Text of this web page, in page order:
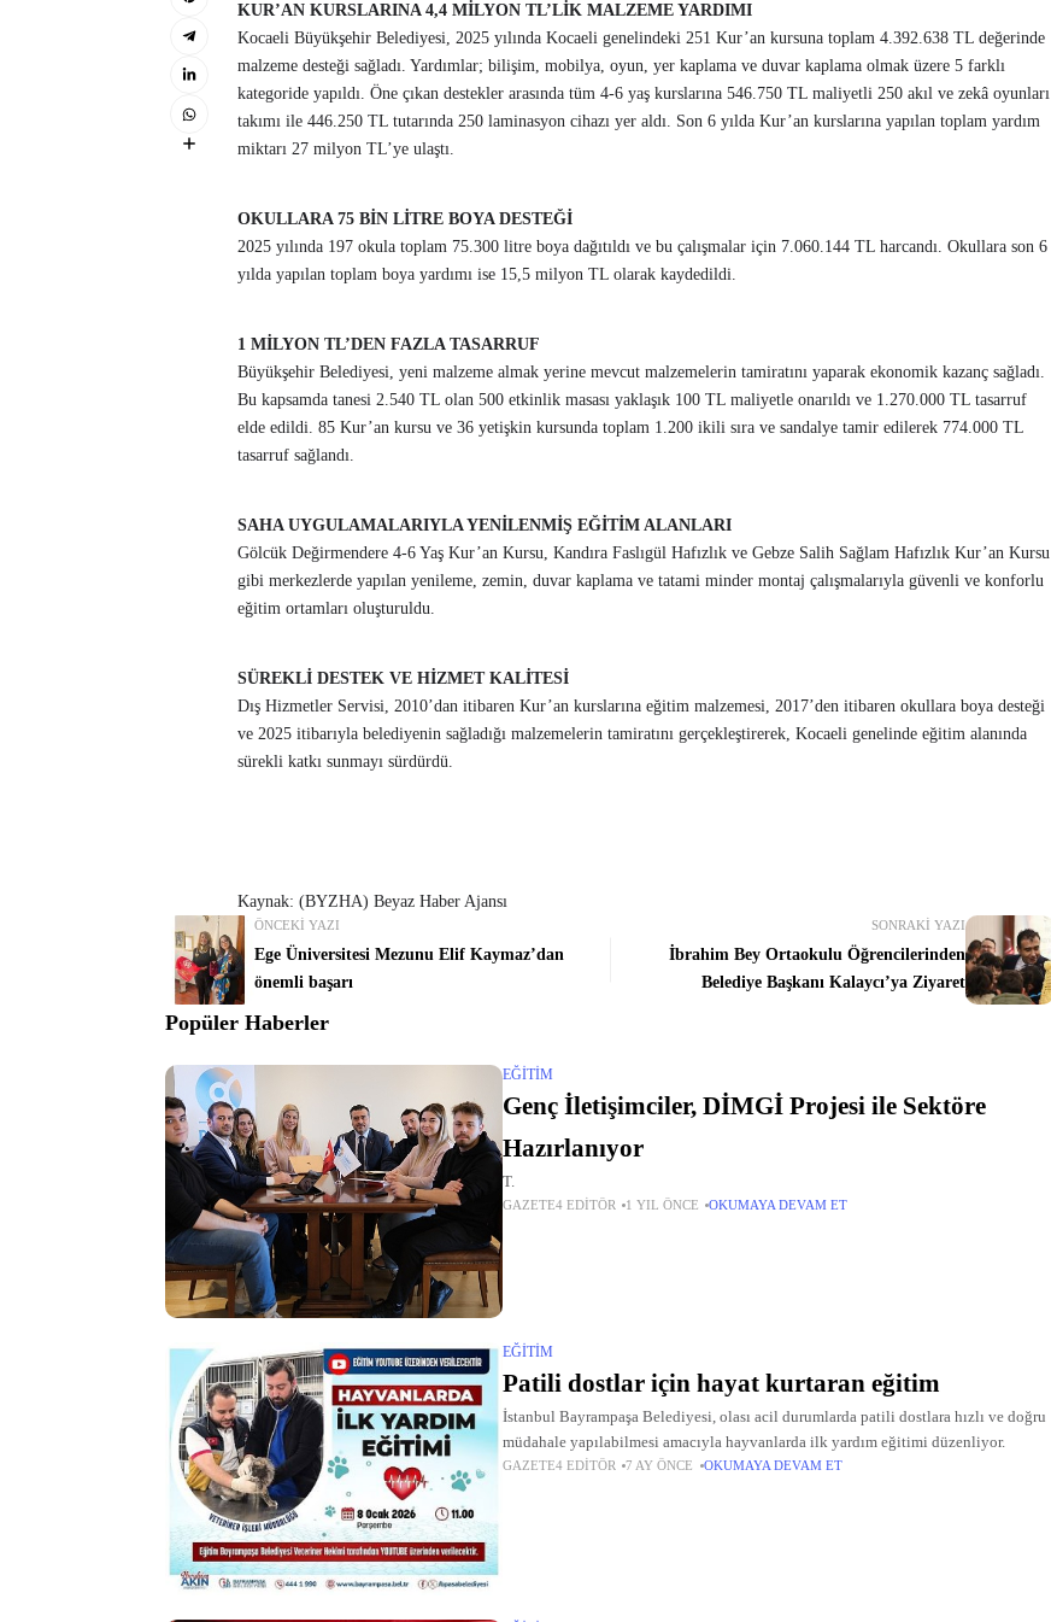
KUR’AN KURSLARINA 4,4 MİLYON TL’LİK MALZEME YARDIMI
Kocaeli Büyükşehir Belediyesi, 2025 yılında Kocaeli genelindeki 251 Kur’an kursuna toplam 4.392.638 TL değerinde
malzeme desteği sağladı. Yardımlar; bilişim, mobilya, oyun, yer kaplama ve duvar kaplama olmak üzere 5 farklı
kategoride yapıldı. Öne çıkan destekler arasında tüm 4-6 yaş kurslarına 546.750 TL maliyetli 250 akıl ve zekâ oyunları
takımı ile 446.250 TL tutarında 250 laminasyon cihazı yer aldı. Son 6 yılda Kur’an kurslarına yapılan toplam yardım
miktarı 27 milyon TL’ye ulaştı.
OKULLARA 75 BİN LİTRE BOYA DESTEĞİ
2025 yılında 197 okula toplam 75.300 litre boya dağıtıldı ve bu çalışmalar için 7.060.144 TL harcandı. Okullara son 6
yılda yapılan toplam boya yardımı ise 15,5 milyon TL olarak kaydedildi.
1 MİLYON TL’DEN FAZLA TASARRUF
Büyükşehir Belediyesi, yeni malzeme almak yerine mevcut malzemelerin tamiratını yaparak ekonomik kazanç sağladı.
Bu kapsamda tanesi 2.540 TL olan 500 etkinlik masası yaklaşık 100 TL maliyetle onarıldı ve 1.270.000 TL tasarruf
elde edildi. 85 Kur’an kursu ve 36 yetişkin kursunda toplam 1.200 ikili sıra ve sandalye tamir edilerek 774.000 TL
tasarruf sağlandı.
SAHA UYGULAMALARIYLA YENİLENMİŞ EĞİTİM ALANLARI
Gölcük Değirmendere 4-6 Yaş Kur’an Kursu, Kandıra Faslıgül Hafızlık ve Gebze Salih Sağlam Hafızlık Kur’an Kursu
gibi merkezlerde yapılan yenileme, zemin, duvar kaplama ve tatami minder montaj çalışmalarıyla güvenli ve konforlu
eğitim ortamları oluşturuldu.
SÜREKLİ DESTEK VE HİZMET KALİTESİ
Dış Hizmetler Servisi, 2010’dan itibaren Kur’an kurslarına eğitim malzemesi, 2017’den itibaren okullara boya desteği
ve 2025 itibarıyla belediyenin sağladığı malzemelerin tamiratını gerçekleştirerek, Kocaeli genelinde eğitim alanında
sürekli katkı sunmayı sürdürdü.
Kaynak: (BYZHA) Beyaz Haber Ajansı
ÖNCEKI YAZI
Ege Üniversitesi Mezunu Elif Kaymaz’dan
önemli başarı
SONRAKI YAZI
İbrahim Bey Ortaokulu Öğrencilerinden
Belediye Başkanı Kalaycı’ya Ziyaret
Popüler Haberler
EĞITIM
Genç İletişimciler, DİMGİ Projesi ile Sektöre
Hazırlanıyor
T.
GAZETE4 EDITÖR 1 YIL ÖNCE OKUMAYA DEVAM ET
EĞITIM
Patili dostlar için hayat kurtaran eğitim
İstanbul Bayrampaşa Belediyesi, olası acil durumlarda patili dostlara hızlı ve doğru
müdahale yapılabilmesi amacıyla hayvanlarda ilk yardım eğitimi düzenliyor.
GAZETE4 EDITÖR 7 AY ÖNCE OKUMAYA DEVAM ET